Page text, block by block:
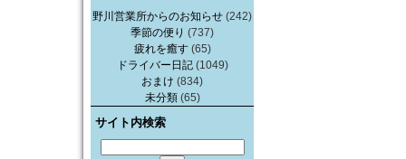
野川営業所からのお知らせ (242)
季節の便り (737)
疲れを癒す(65)
ドライバー日記(1049)
おまけ (834)
未分類(65)
サイト内検索